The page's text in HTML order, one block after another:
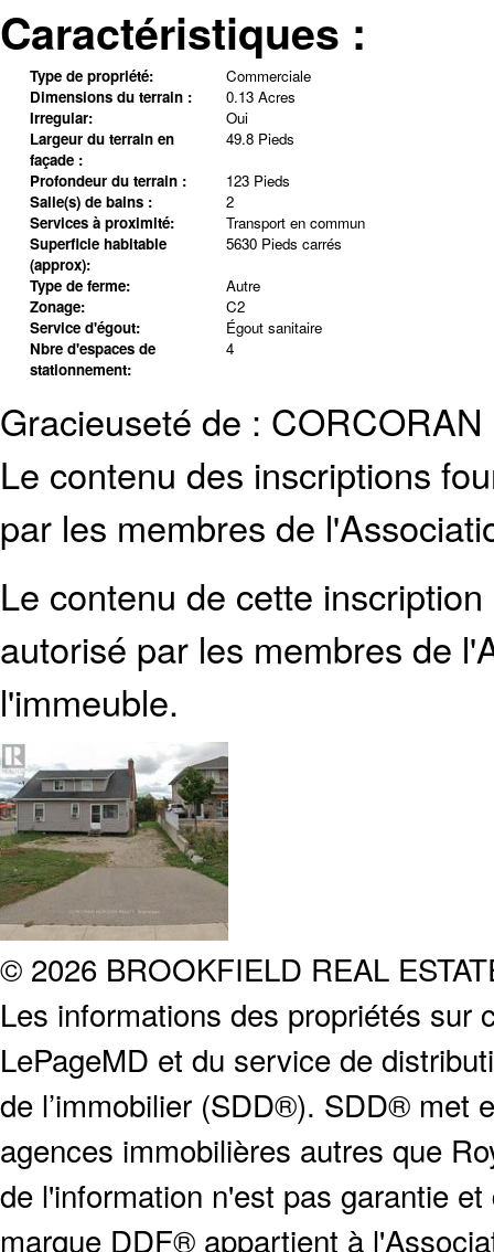
Caractéristiques :
Type de propriété:
Commerciale
Dimensions du terrain :
0.13 Acres
Irregular:
Oui
Largeur du terrain en
façade :
49.8 Pieds
Profondeur du terrain :
123 Pieds
Salle(s) de bains :
2
Services à proximité:
Transport en commun
Superficie habitable
(approx):
5630 Pieds carrés
Type de ferme:
Autre
Zonage:
C2
Service d'égout:
Égout sanitaire
Nbre d'espaces de
stationnement:
4
Gracieuseté de :
Le contenu des inscriptions
par les membres de
Le contenu de cette
autorisé par les membres de
l'immeuble.
© 2026 BROOKFIELD REAL
Les informations des propriétés sur
LePageMD et du service de
de l’immobilier (SDD®). SDD® met
agences immobilières autres que
de l'information n'est pas garantie
marque DDF® appartient à